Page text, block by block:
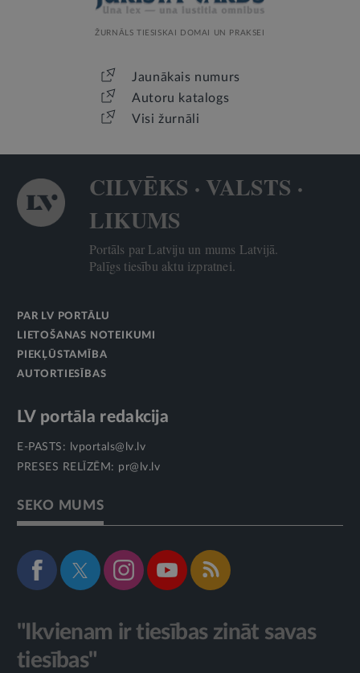
ŽURNĀLS TIESISKAI DOMAI UN PRAKSEI
Jaunākais numurs
Autoru katalogs
Visi žurnāli
CILVĒKS · VALSTS ·
LIKUMS
Portāls par Latviju un mums Latvijā.
Palīgs tiesību aktu izpratnei.
PAR LV PORTĀLU
LIETOŠANAS NOTEIKUMI
PIEKĻŪSTAMĪBA
AUTORTIESĪBAS
LV portāla redakcija
E-PASTS:
lvportals@lv.lv
PRESES RELĪZĒM: pr@lv.lv
SEKO MUMS
"Ikvienam ir tiesības zināt savas
tiesības"